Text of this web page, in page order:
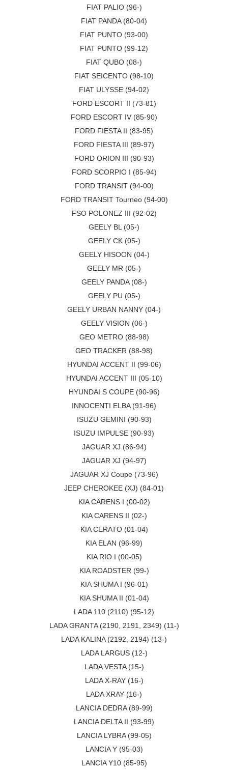
FIAT PALIO (96-)
FIAT PANDA (80-04)
FIAT PUNTO (93-00)
FIAT PUNTO (99-12)
FIAT QUBO (08-)
FIAT SEICENTO (98-10)
FIAT ULYSSE (94-02)
FORD ESCORT II (73-81)
FORD ESCORT IV (85-90)
FORD FIESTA II (83-95)
FORD FIESTA III (89-97)
FORD ORION III (90-93)
FORD SCORPIO I (85-94)
FORD TRANSIT (94-00)
FORD TRANSIT Tourneo (94-00)
FSO POLONEZ III (92-02)
GEELY BL (05-)
GEELY CK (05-)
GEELY HISOON (04-)
GEELY MR (05-)
GEELY PANDA (08-)
GEELY PU (05-)
GEELY URBAN NANNY (04-)
GEELY VISION (06-)
GEO METRO (88-98)
GEO TRACKER (88-98)
HYUNDAI ACCENT II (99-06)
HYUNDAI ACCENT III (05-10)
HYUNDAI S COUPE (90-96)
INNOCENTI ELBA (91-96)
ISUZU GEMINI (90-93)
ISUZU IMPULSE (90-93)
JAGUAR XJ (86-94)
JAGUAR XJ (94-97)
JAGUAR XJ Coupe (73-96)
JEEP CHEROKEE (XJ) (84-01)
KIA CARENS I (00-02)
KIA CARENS II (02-)
KIA CERATO (01-04)
KIA ELAN (96-99)
KIA RIO I (00-05)
KIA ROADSTER (99-)
KIA SHUMA I (96-01)
KIA SHUMA II (01-04)
LADA 110 (2110) (95-12)
LADA GRANTA (2190, 2191, 2349) (11-)
LADA KALINA (2192, 2194) (13-)
LADA LARGUS (12-)
LADA VESTA (15-)
LADA X-RAY (16-)
LADA XRAY (16-)
LANCIA DEDRA (89-99)
LANCIA DELTA II (93-99)
LANCIA LYBRA (99-05)
LANCIA Y (95-03)
LANCIA Y10 (85-95)